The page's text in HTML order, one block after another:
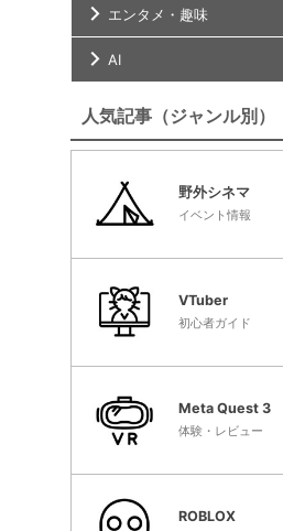
エンタメ・趣味
AI
人気記事（ジャンル別）
野外シネマ
イベント情報
VTuber
初心者ガイド
Meta Quest 3
体験・レビュー
ROBLOX